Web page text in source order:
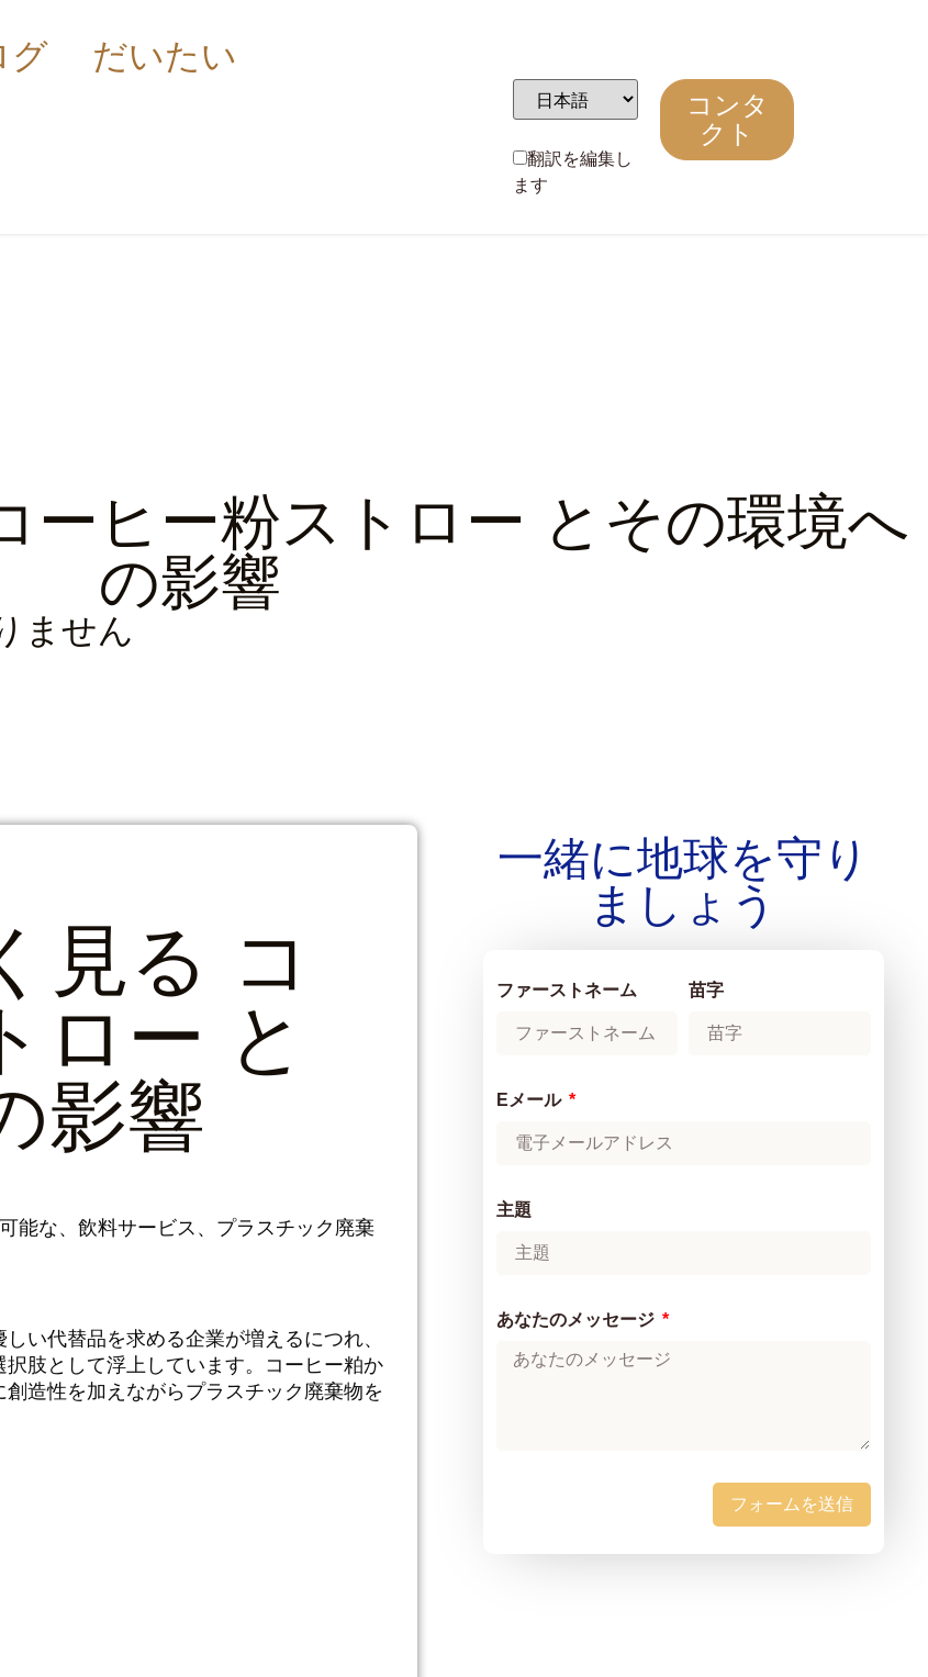
グ
だいたい
翻訳を編集し
ます
コンタ
クト
ーヒー粉ストロー とその環境へ
の影響
ません
見る コ
ロー と
影響
能な、飲料サービス、 プラスチック廃棄
い代替品を求める企業が増えるにつれ、
肢として浮上しています。コーヒー粕か
造性を加えながらプラスチック廃棄物を
一緒に地球を守り
ましょう
ファーストネーム 苗字
Eメール
主題
あなたのメッセージ
フォームを送信